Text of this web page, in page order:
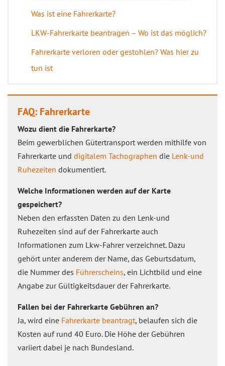
Was ist eine Fahrerkarte?
LKW-Fahrerkarte beantragen – Wo ist das möglich?
Fahrerkarte verloren oder gestohlen? Was hier zu
tun ist
FAQ: Fahrerkarte
Wozu dient die Fahrerkarte?
Beim gewerblichen Gütertransport werden mithilfe von
Fahrerkarte und digitalem Tachographen die Lenk-und
Ruhezeiten dokumentiert.
Welche Informationen werden auf der Karte
gespeichert?
Neben den erfassten Daten zu den Lenk-und
Ruhezeiten sind auf der Fahrerkarte auch
Informationen zum Lkw-Fahrer verzeichnet. Dazu
gehört unter anderem der Name, das Geburtsdatum,
die Nummer des Führerscheins, ein Lichtbild und eine
Angabe zur Gültigkeitsdauer der Fahrerkarte.
Fallen bei der Fahrerkarte Gebühren an?
Ja, wird eine Fahrerkarte beantragt, belaufen sich die
Kosten auf rund 40 Euro. Die Höhe der Gebühren
variiert dabei je nach Bundesland.